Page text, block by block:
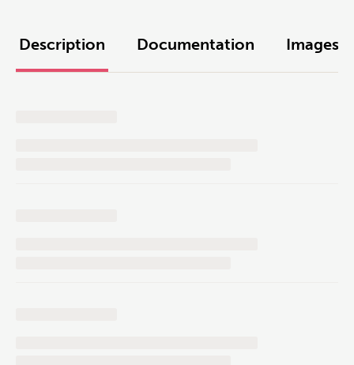
Description Documentation Images